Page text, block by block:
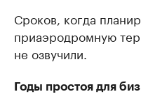
Сроков, когда
приаэродромную
не озвучили.
Годы простоя для